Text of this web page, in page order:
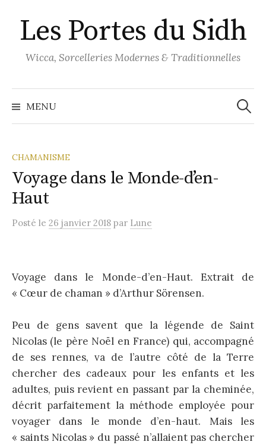
au
contenu
Les Portes du Sidh
Wicca, Sorcelleries Modernes & Traditionnelles
MENU
CHAMANISME
Voyage dans le Monde-d’en-
Haut
Posté le 26 janvier 2018 par Lune
Voyage dans le Monde-d’en-Haut. Extrait de
« Cœur de chaman » d’Arthur Sörensen.
Peu de gens savent que la légende de Saint
Nicolas (le père Noël en France) qui, accompagné
de ses rennes, va de l’autre côté de la Terre
chercher des cadeaux pour les enfants et les
adultes, puis revient en passant par la cheminée,
décrit parfaitement la méthode employée pour
voyager dans le monde d’en-haut. Mais les
« saints Nicolas » du passé n’allaient pas chercher